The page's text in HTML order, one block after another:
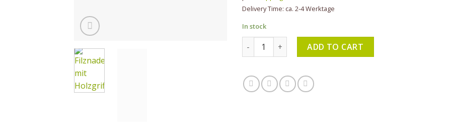
Delivery Time: ca. 2-4 Werktage
In stock
Glorex- Filznadel mit Holzgriff, Nadelstärke mittel, zum
ADD TO CART